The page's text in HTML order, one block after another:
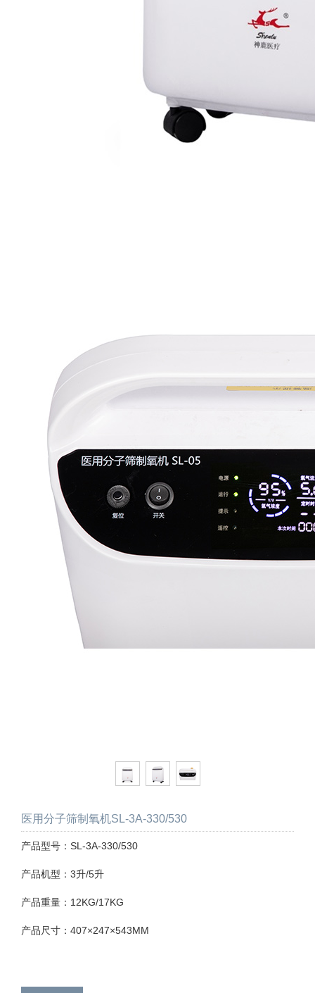
医用分子筛制氧机SL-3A-330/530
产品型号：SL-3A-330/530
产品机型：3升/5升
产品重量：12KG/17KG
产品尺寸：407×247×543MM